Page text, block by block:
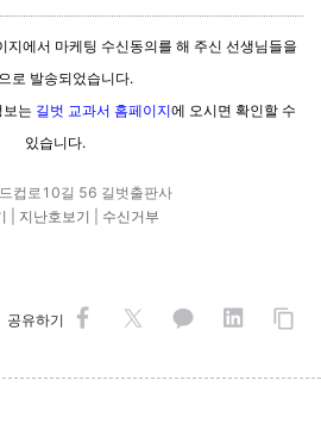
지에서 마케팅 수신동의를 해 주신 선생님들을
로 발송되었습니다.
는 길벗 교과서 홈페이지에 오시면 확인할 수
있습니다.
컵로10길 56 길벗출판사
지난호보기 수신거부
공유하기